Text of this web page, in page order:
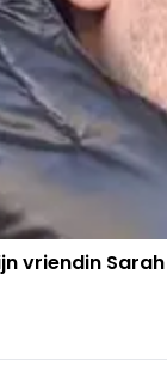
vriendin